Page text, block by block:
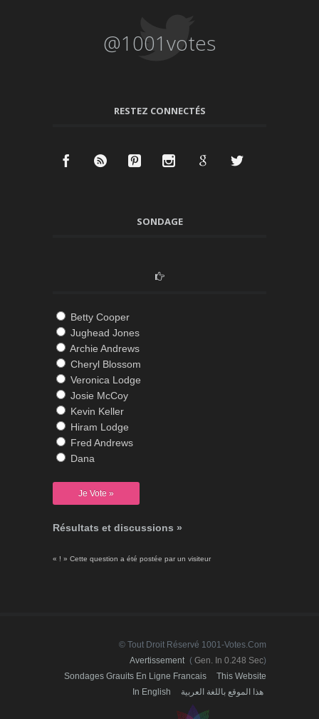
@1001votes
RESTEZ CONNECTÉS
SONDAGE
Betty Cooper
Jughead Jones
Archie Andrews
Cheryl Blossom
Veronica Lodge
Josie McCoy
Kevin Keller
Hiram Lodge
Fred Andrews
Dana
Résultats et discussions »
« ! » Cette question a été postée par un visiteur
© Tout Droit Réservé 1001-Votes.com
Avertissement ( Gen. In 0.248 Sec)
Sondages Grauits En Ligne Francais
This Website
In English
هذا الموقع باللغة العربية